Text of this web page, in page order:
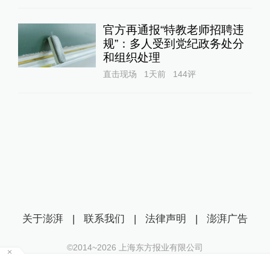
官方再通报“特教老师招聘违
规”：多人受到党纪政务处分
和组织处理
直击现场 1天前 144评
关于澎湃 | 联系我们 | 法律声明 | 澎湃广告
©2014~2026 上海东方报业有限公司